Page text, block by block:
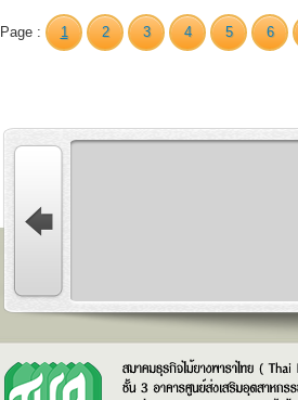
Page : 1 2 3 4 5 6